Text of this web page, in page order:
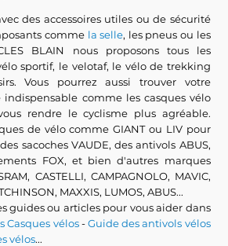
des accessoires utiles ou de sécurité
comme la selle, les pneus ou les
BLAIN nous proposons tous les
sportif, le velotaf, le vélo de trekking
Vous pourrez aussi trouver votre
comme les casques vélo
rendre le cyclisme plus agréable.
de vélo comme GIANT ou LIV pour
sacoches VAUDE, des antivols ABUS,
FOX, et bien d'autres marques
CASTELLI, CAMPAGNOLO, MAVIC,
MAXXIS, LUMOS, ABUS...
guides ou articles pour vous aider dans
Casques vélos-Guide des antivols vélos
vélos...